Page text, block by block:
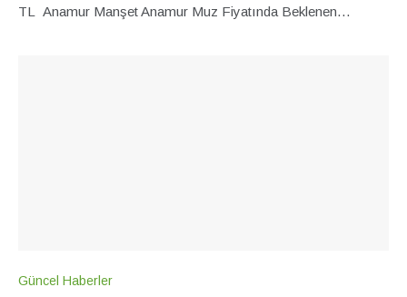
TL Anamur Manşet Anamur Muz Fiyatında Beklenen…
Güncel Haberler